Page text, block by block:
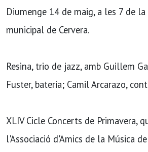
Diumenge 14 de maig, a les 7 de
municipal de Cervera.
Resina, trio de jazz, amb Guillem
Fuster, bateria; Camil Arcarazo,
XLIV Cicle Concerts de Primavera,
l'Associació d'Amics de la Música de